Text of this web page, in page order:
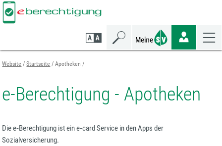
Zum
Seiteninhalt
springen
Zur
Navigation
springen
Zur
Mobilen
Navigation
springen
Website Startseite Apotheken
e-Berechtigung - Apotheken
Die e‑Berechtigung ist ein e‑card Service in den Apps der
Sozialversicherung.